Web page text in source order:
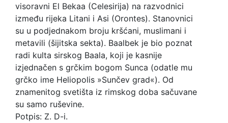
visoravni El Bekaa (Celesirija) na razvodnici
između rijeka Litani i Asi (Orontes). Stanovnici
su u podjednakom broju kršćani, muslimani i
metavili (šijitska sekta). Baalbek je bio poznat
radi kulta sirskog Baala, koji je kasnije
izjednačen s grčkim bogom Sunca (odatle mu
grčko ime Heliopolis »Sunčev grad«). Od
znamenitog svetišta iz rimskog doba sačuvane
su samo ruševine.
Potpis: Z. D-i.